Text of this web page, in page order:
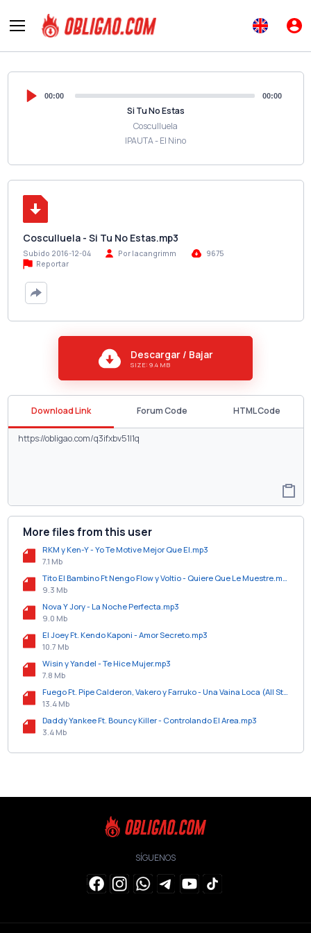
00:00 00:00
Si Tu No Estas
Cosculluela
IPAUTA - El Nino
Cosculluela - Si Tu No Estas.mp3
Subido 2016-12-04 Por lacangrimm
9675
Reportar
Descargar / Bajar
SIZE: 9.4 MB
Download Link Forum Code HTML Code
More files from this user
RKM y Ken-Y - Yo Te Motive Mejor Que El.mp3
7.1 Mb
9.3 Mb
Nova Y Jory - La Noche Perfecta.mp3
9.0 Mb
El Joey Ft. Kendo Kaponi - Amor Secreto.mp3
10.7 Mb
Wisin y Yandel - Te Hice Mujer.mp3
7.8 Mb
Fuego Ft. Pipe Calderon, Vakero y Farruko - Una Vaina Loca (All Star Remix).mp3
13.4 Mb
Daddy Yankee Ft. Bouncy Killer - Controlando El Area.mp3
3.4 Mb
SÍGUENOS